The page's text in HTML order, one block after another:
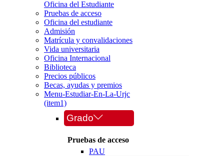
Oficina del Estudiante
Pruebas de acceso
Oficina del estudiante
Admisión
Matrícula y convalidaciones
Vida universitaria
Oficina Internacional
Biblioteca
Precios públicos
Becas, ayudas y premios
Menu-Estudiar-En-La-Urjc
(item1)
Grado
Pruebas de acceso
PAU